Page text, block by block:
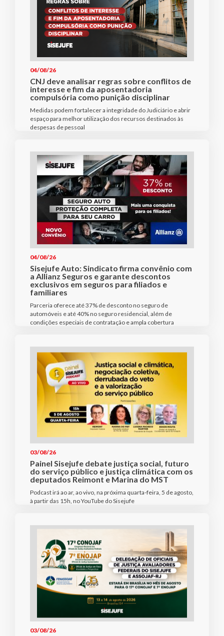
04/08/26
CNJ deve analisar regras sobre conflitos de
interesse e fim da aposentadoria
compulsória como punição disciplinar
Medidas podem fortalecer a integridade do Judiciário e abrir
espaço para melhor utilização dos recursos destinados às
despesas de pessoal
04/08/26
Sisejufe Auto: Sindicato firma convênio com
a Allianz Seguros e garante descontos
exclusivos em seguros para filiados e
familiares
Parceria oferece até 37% de desconto no seguro de
automóveis e até 40% no seguro residencial, além de
condições especiais de contratação e ampla cobertura
03/08/26
Painel Sisejufe debate justiça social, futuro
do serviço público e justiça climática com os
deputados Reimont e Marina do MST
Podcast irá ao ar, ao vivo, na próxima quarta-feira, 5 de agosto,
à partir das 15h, no YouTube do Sisejufe
03/08/26